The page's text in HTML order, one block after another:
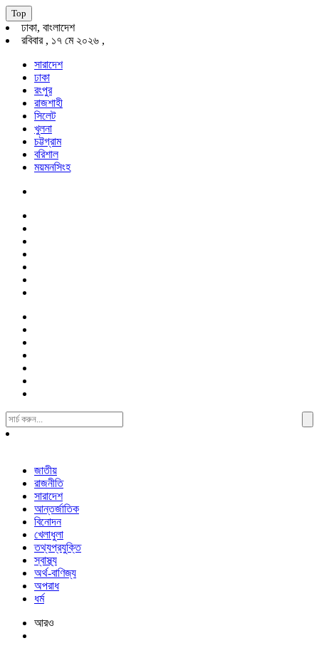
Top
ঢাকা, বাংলাদেশ
রবিবার , ১৭ মে ২০২৬ ,
সারাদেশ
ঢাকা
রংপুর
রাজশাহী
সিলেট
খুলনা
চট্টগ্রাম
বরিশাল
ময়মনসিংহ
Search
For:
জাতীয়
রাজনীতি
সারাদেশ
আন্তর্জাতিক
বিনোদন
খেলাধুলা
তথ্যপ্রযুক্তি
স্বাস্থ্য
অর্থ-বাণিজ্য
অপরাধ
ধর্ম
আরও